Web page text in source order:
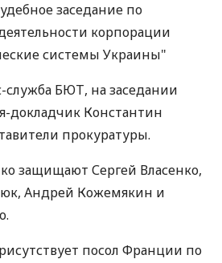
заседание по
корпорации
системы Украины"
служба БЮТ, на заседании
докладчик Константин
прокуратуры.
защищают Сергей Власенко,
Андрей Кожемякин и
посол Франции по